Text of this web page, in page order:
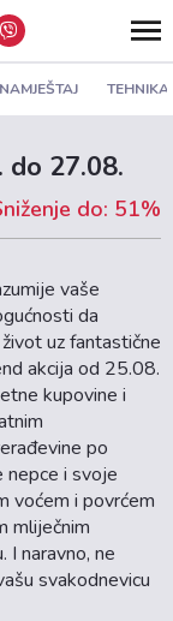
NAMJEŠTAJ TEHNIKA
do 27.08.
do: 51%
vaše
da
uz fantastične
akcija od 25.08.
kupovine i
po
nepce i svoje
voćem i povrćem
mliječnim
I naravno, ne
svakodnevicu